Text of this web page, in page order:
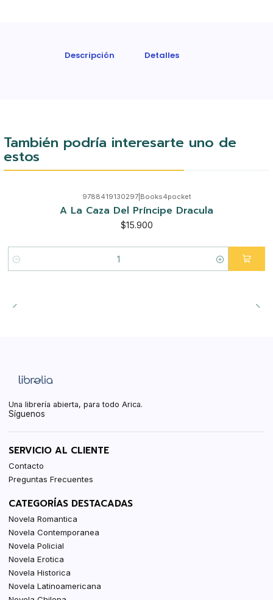
Descripción Detalles
También podría interesarte uno de
estos
9788419130297| Books4pocket
A La Caza Del Príncipe Dracula
$15.900
Cantidad
Una librería abierta, para todo Arica.
Síguenos
SERVICIO AL CLIENTE
Contacto
Preguntas Frecuentes
CATEGORÍAS DESTACADAS
Novela Romantica
Novela Contemporanea
Novela Policial
Novela Erotica
Novela Historica
Novela Latinoamericana